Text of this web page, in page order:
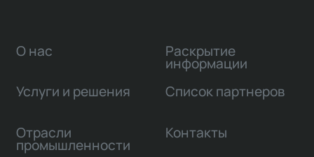
О нас
Услуги и решения
Отрасли
промышленности
Раскрытие
информации
Список партнеров
Контакты